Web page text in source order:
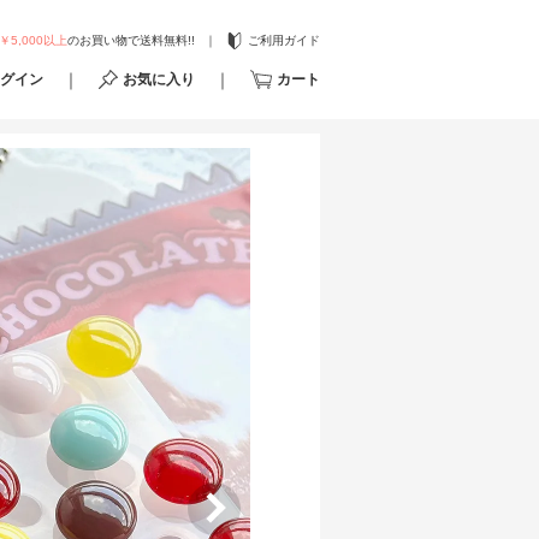
￥5,000以上のお買い物で送料無料!! ご利用ガイド
イン お気に入り カート